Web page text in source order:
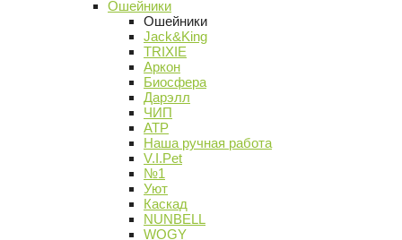
Ошейники
Ошейники
Jack&King
TRIXIE
Аркон
Биосфера
Дарэлл
ЧИП
АТР
Наша ручная работа
V.I.Pet
№1
Уют
Каскад
NUNBELL
WOGY